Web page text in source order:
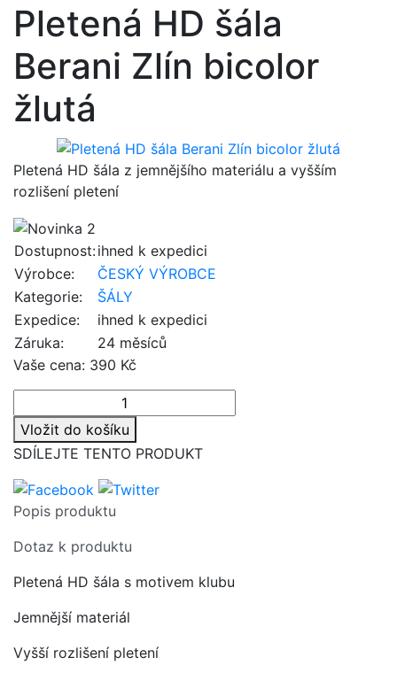
Pletená HD šála
Berani Zlín bicolor
žlutá
Pletená HD šála z jemnějšího materiálu a vyšším
rozlišení pletení
Dostupnost:ihned k expedici
Výrobce:
ČESKÝ VÝROBCE
Kategorie:
ŠÁLY
Expedice:
ihned k expedici
Záruka:
24 měsíců
Vaše cena: 390 Kč
Vložit do košíku
SDÍLEJTE TENTO PRODUKT
Popis produktu
Dotaz k produktu
Pletená HD šála s motivem klubu
Jemnější materiál
Vyšší rozlišení pletení